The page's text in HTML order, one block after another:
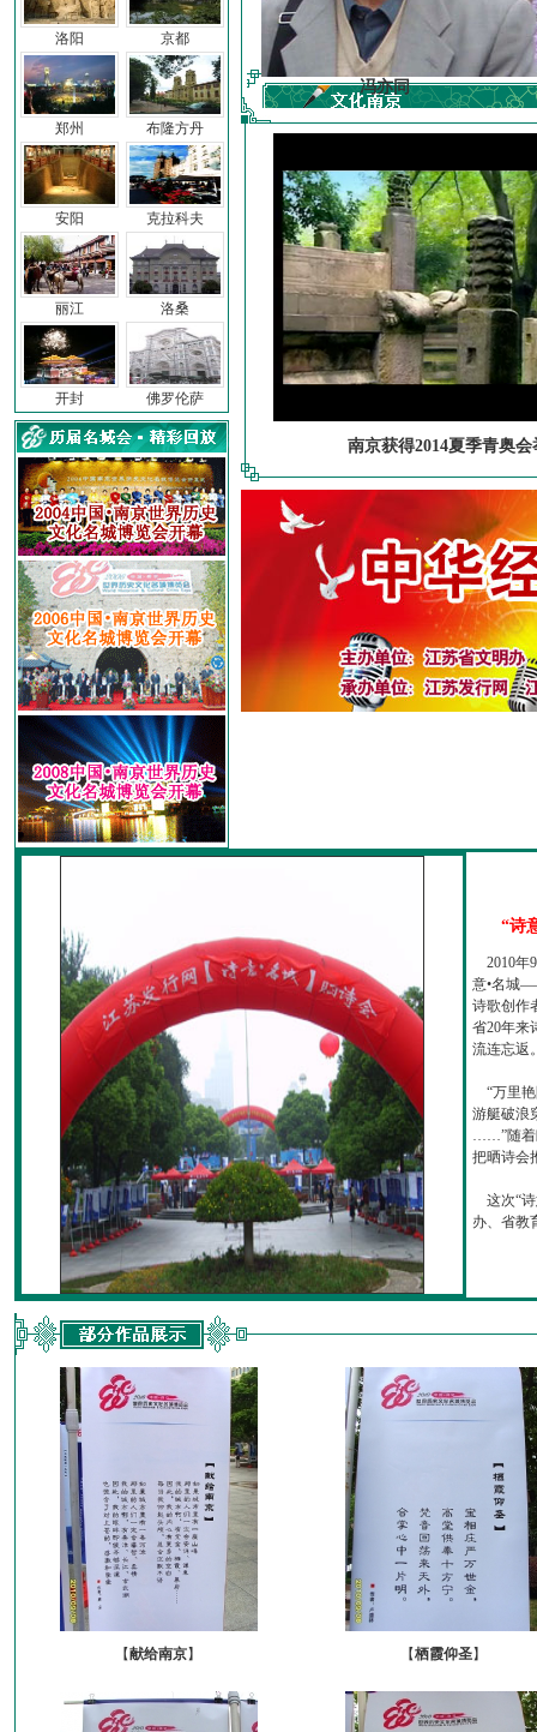
洛阳
郑州
安阳
丽江
开封
京都
布隆方丹
克拉科夫
洛桑
佛罗伦萨
前子 冯亦同
南京获得2014夏季青奥会
“诗
2010年
意•名城
诗歌创作
省20年来
流连忘返
“万里艳
游艇破浪
……”随着
把晒诗会
这次“诗
办、省教
【献给南京】 【栖霞仰圣】